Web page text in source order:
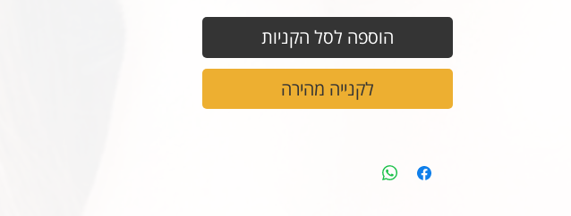
הוספה לסל הקניות
לקנייה מהירה